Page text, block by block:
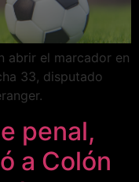
abrir el marcador en
33, disputado
penal,
a Colón